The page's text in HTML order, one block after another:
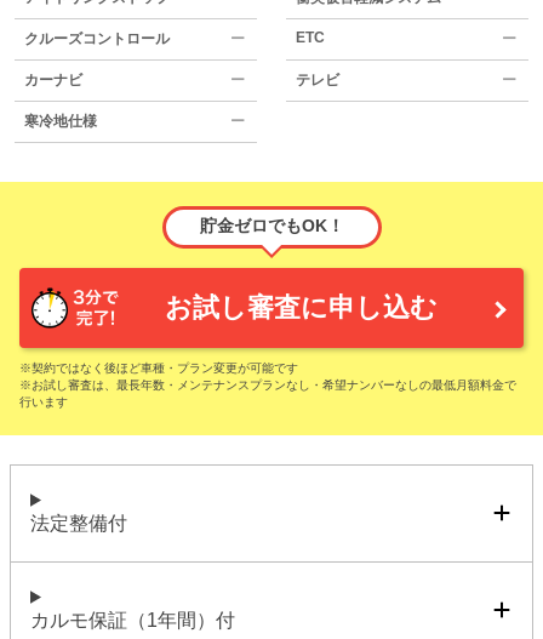
クルーズコントロール ー ETC ー
カーナビ ー テレビ ー
寒冷地仕様 ー
貯金ゼロでもOK！
お試し審査に申し込む
※契約ではなく後ほど車種・プラン変更が可能です
※お試し審査は、最長年数・メンテナンスプランなし・希望ナンバーなしの最低月額料金で
行います
法定整備付
カルモ保証（1年間）付